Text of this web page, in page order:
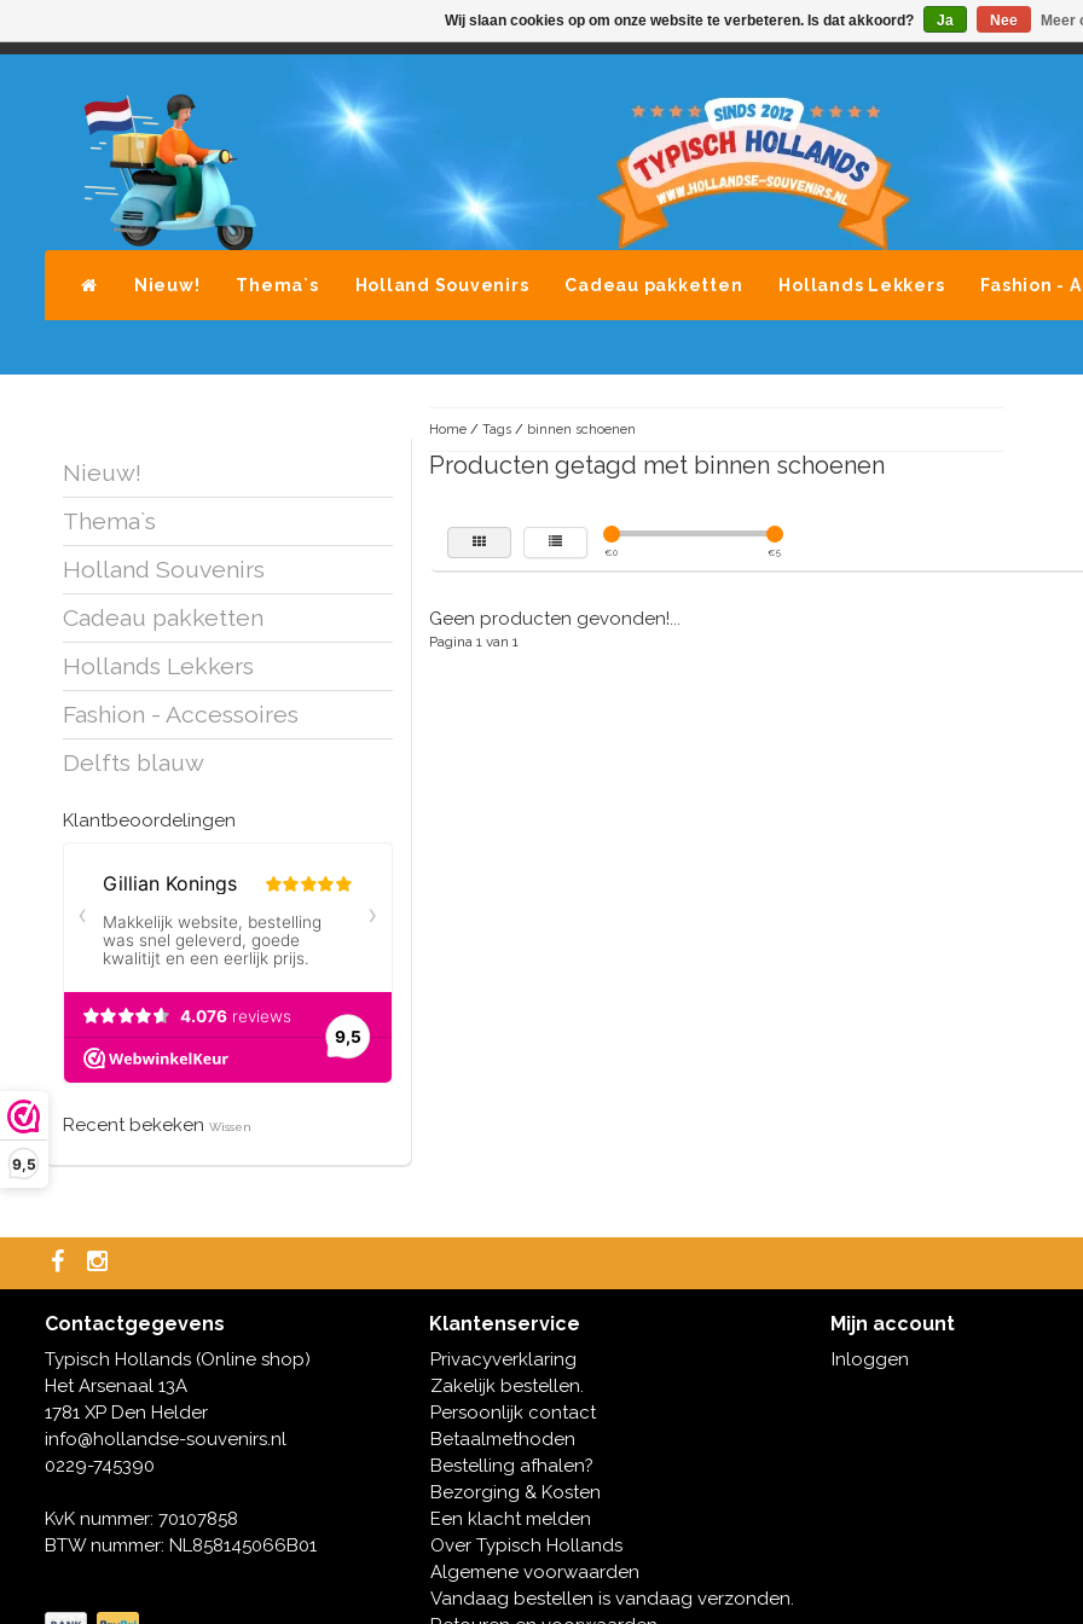
9,5
AVONDLEVERING MOGELIJK ALLE MERKEN SOUVENIRS
Nieuw! Thema`s Holland Souvenirs Cadeau pakketten Hollands Lekkers Fashion -
Nieuw!
Thema`s
Holland Souvenirs
Cadeau pakketten
Hollands Lekkers
Fashion - Accessoires
Delfts blauw
Klantbeoordelingen
Recent bekeken Wissen
Home/ Tags/ binnen schoenen
Producten getagd met binnen schoenen
€0 €5
Geen producten gevonden!...
Pagina 1 van 1
Contactgegevens
Typisch Hollands (Online shop)
Het Arsenaal 13A
1781 XP Den Helder
info@hollandse-souvenirs.nl
0229-745390
KvK nummer: 70107858
BTW nummer: NL858145066B01
Klantenservice
Privacyverklaring
Zakelijk bestellen.
Persoonlijk contact
Betaalmethoden
Bestelling afhalen?
Bezorging & Kosten
Een klacht melden
Over Typisch Hollands
Algemene voorwaarden
Vandaag bestellen is vandaag verzonden.
Mijn account
Inloggen
Wij slaan cookies op om onze website te verbeteren. Is dat akkoord? Ja Nee Meer